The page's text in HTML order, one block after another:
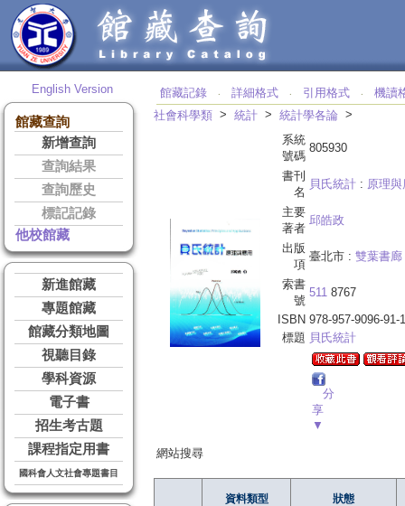
English Version
館藏查詢
新增查詢
查詢結果
查詢歷史
標記記錄
他校館藏
新進館藏
專題館藏
館藏分類地圖
視聽目錄
學科資源
電子書
招生考古題
課程指定用書
國科會人文社會專題書目
館藏記錄 ‧ 詳細格式 ‧ 引用格式 ‧
機讀
社會科學類 > 統計 > 統計學各論 >
系統
號碼
805930
書刊
名
貝氏統計 : 原理
主要
著者
邱皓政
出版
項
臺北市 : 雙葉書廊
索書
號
511 8767
ISBN 978-957-9096-91-1
標題 貝氏統計
分
享
▼
網站搜尋
資料類型 狀態